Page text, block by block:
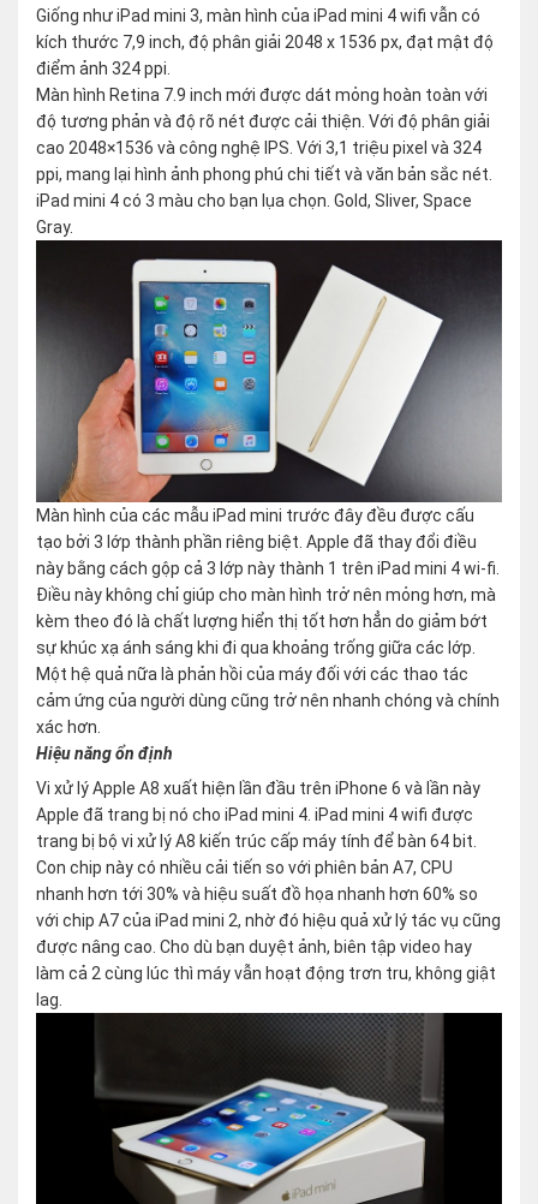
Giống như iPad mini 3, màn hình của iPad mini 4 wifi vẫn có
kích thước 7,9 inch, độ phân giải 2048 x 1536 px, đạt mật độ
điểm ảnh 324 ppi.
Màn hình Retina 7.9 inch mới được dát mỏng hoàn toàn với
độ tương phản và độ rõ nét được cải thiện. Với độ phân giải
cao 2048×1536 và công nghệ IPS. Với 3,1 triệu pixel và 324
ppi, mang lại hình ảnh phong phú chi tiết và văn bản sắc nét.
iPad mini 4 có 3 màu cho bạn lụa chọn. Gold, Sliver, Space
Gray.
Màn hình của các mẫu iPad mini trước đây đều được cấu
tạo bởi 3 lớp thành phần riêng biệt. Apple đã thay đổi điều
này bằng cách gộp cả 3 lớp này thành 1 trên iPad mini 4 wi-fi.
Điều này không chỉ giúp cho màn hình trở nên mỏng hơn, mà
kèm theo đó là chất lượng hiển thị tốt hơn hẳn do giảm bớt
sự khúc xạ ánh sáng khi đi qua khoảng trống giữa các lớp.
Một hệ quả nữa là phản hồi của máy đối với các thao tác
cảm ứng của người dùng cũng trở nên nhanh chóng và chính
xác hơn.
Hiệu năng ổn định
Vi xử lý Apple A8 xuất hiện lần đầu trên iPhone 6 và lần này
Apple đã trang bị nó cho iPad mini 4. iPad mini 4 wifi được
trang bị bộ vi xử lý A8 kiến trúc cấp máy tính để bàn 64 bit.
Con chip này có nhiều cải tiến so với phiên bản A7, CPU
nhanh hơn tới 30% và hiệu suất đồ họa nhanh hơn 60% so
với chip A7 của iPad mini 2, nhờ đó hiệu quả xử lý tác vụ cũng
được nâng cao. Cho dù bạn duyệt ảnh, biên tập video hay
làm cả 2 cùng lúc thì máy vẫn hoạt động trơn tru, không giật
lag.